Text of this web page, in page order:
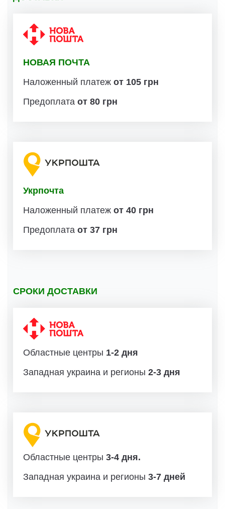
НОВАЯ ПОЧТА
Наложенный платеж от 105 грн
Предоплата от 80 грн
Укрпочта
Наложенный платеж от 40 грн
Предоплата от 37 грн
СРОКИ ДОСТАВКИ
Областные центры 1-2 дня
Западная украина и регионы 2-3 дня
Областные центры 3-4 дня.
Западная украина и регионы 3-7 дней